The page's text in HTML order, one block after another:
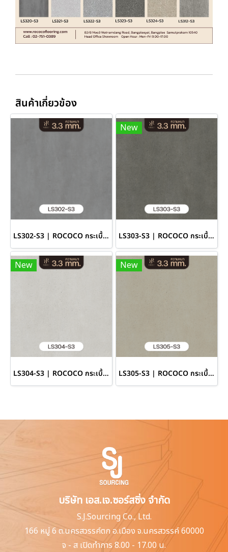
สินค้าเกี่ยวข้อง
LS302-S3 | ROCOCO กระเบื้องยางลายปูนเปลือย หนา 3.3 มม. รุ่น ROCHE SERIES
New
LS303-S3 | ROCOCO กระเบื้องยางลายปูนเปลือย หนา 3.3 มม. รุ่น ROCHE SERIES
New
LS304-S3 | ROCOCO กระเบื้องยางลายปูนเปลือย หนา 3.3 มม. รุ่น ROCHE SERIES
New
LS305-S3 | ROCOCO กระเบื้องยางลายปูนเปลือย หนา 3.3 มม. รุ่น ROCHE SERIES
บริษัท เอส.เจ.ซอร์สซิ่ง จำกัด
S.J.Sourcing Co., Ltd.
166 หมู่ 6 ต.นครสวรรค์ตกอ.เมือง จ.นครสวรรค์ 60000
จ - ส เปิดทำการ 8.00 - 17.00 น.